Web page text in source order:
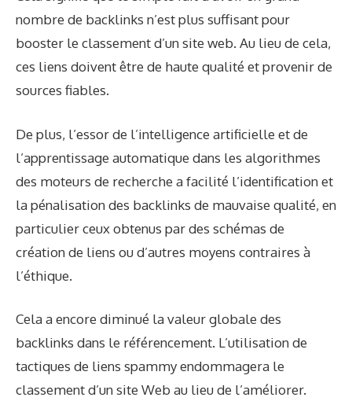
nombre de backlinks n’est plus suffisant pour
booster le classement d’un site web. Au lieu de cela,
ces liens doivent être de haute qualité et provenir de
sources fiables.
De plus, l’essor de l’intelligence artificielle et de
l’apprentissage automatique dans les algorithmes
des moteurs de recherche a facilité l’identification et
la pénalisation des backlinks de mauvaise qualité, en
particulier ceux obtenus par des schémas de
création de liens ou d’autres moyens contraires à
l’éthique.
Cela a encore diminué la valeur globale des
backlinks dans le référencement. L’utilisation de
tactiques de liens spammy endommagera le
classement d’un site Web au lieu de l’améliorer.